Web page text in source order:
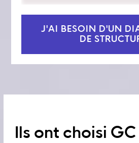
J'AI BESOIN D'UN
DE
Ils ont choisi